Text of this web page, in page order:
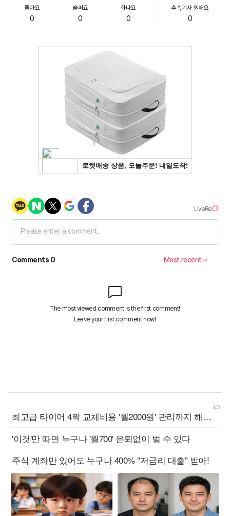
좋아요
0
슬퍼요
0
화나요
0
후속기사 원해요
0